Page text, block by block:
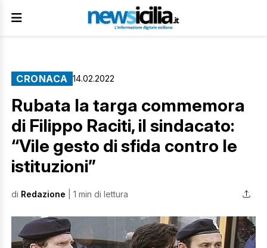
CRONACA 14.02.2022
Rubata la targa commemora
di Filippo Raciti, il sindacato:
“Vile gesto di sfida contro le
istituzioni”
di Redazione | 1 min di lettura